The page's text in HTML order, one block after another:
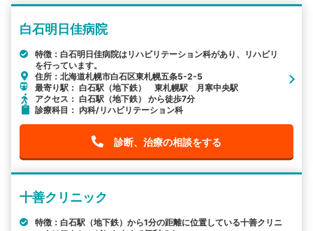
白石明日佳病院
特徴：白石明日佳病院はリハビリテーション科があり、リハビリ
を行っています。
住所：北海道札幌市白石区東札幌五条5-2-5
最寄り駅： 白石駅（地下鉄） 東札幌駅 月寒中央駅
アクセス： 白石駅（地下鉄） から徒歩7分
診療科目： 内科/リハビリテーション科
診断、治療の相談をする
十善クリニック
特徴：白石駅（地下鉄）から1分の距離に位置している十善クリニ